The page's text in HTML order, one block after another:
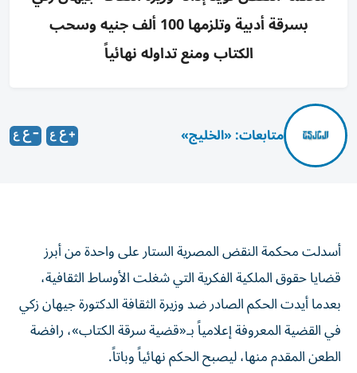
بسرقة أدبية وتلزمها 100 ألف جنيه وسحب
الكتاب ومنع تداوله نهائياً
متابعات: «الخليج»
أسدلت محكمة النقض المصرية الستار على واحدة من أبرز
قضايا حقوق الملكية الفكرية التي شغلت الأوساط الثقافية،
بعدما أيدت الحكم الصادر ضد وزيرة الثقافة الدكتورة جيهان زكي
في القضية المعروفة إعلامياً بـ«قضية سرقة الكتاب»، رافضة
الطعن المقدم منها، ليصبح الحكم نهائياً وباتاً.